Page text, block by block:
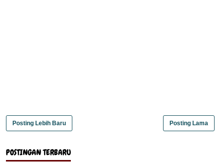
Posting Lebih Baru Posting Lama
POSTINGAN TERBARU